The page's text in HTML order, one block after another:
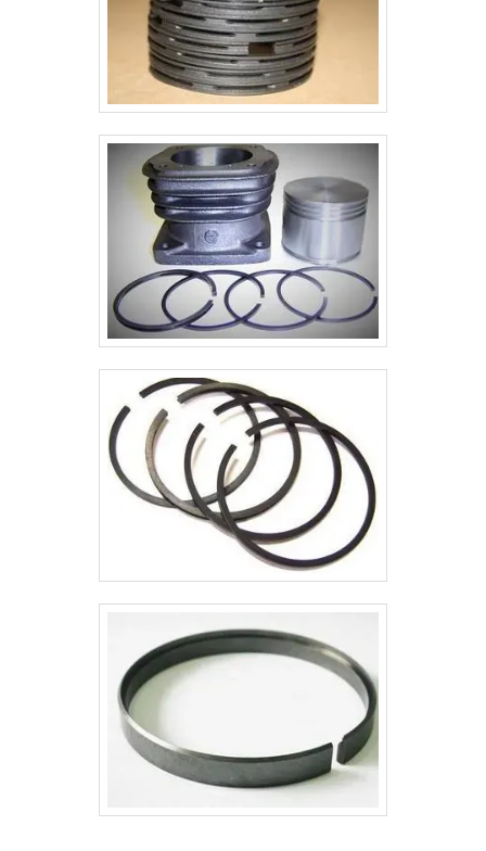
realizadas as atividades e atendimento a clientes de
pequeno, médio e grande porte. Tudo isso, somado a
uma equipe multidisciplinar de consultores associados
e colaboradores eficientes, garante o sucesso de
cada cliente de ponta a ponta.
a Metalúrgica Indianápolis é destaque quando o
assunto for camisa cilindro: Colaboradores proativos;
Profissionais com vasta experiência na área de
atuação; Trabalhadores de alta qualidade; Escritório
de alta qualidade onde são realizadas as atividades;
Parque de máquinas; Capacidade instalada de 120
toneladas/mês de peças acabadas, por turno de
trabalho.GARANTIA DE QUALIDADE
COMPROVADASomente na Metalúrgica Indianápolis
existem as melhores variedades no segmento quando
o assunto for camisa de cilindro. Os clientes encontram
itens como camisa de cilindros para compressores e
anéis para compressores de alta pressão.Isso se deve
ao fato de a empresa ser comprometida com os
serviços e responsável, qualificações possíveis pelo
fato de a empresa possuir escritório de alta qualidade
onde são realizadas as atividades e parque de
máquinas. Tudo isso, unido a um time de colaboradores
proativos e profissionais com vasta experiência na
área de atuação, comprova sua essência de trazer o
melhor para todos os clientes.